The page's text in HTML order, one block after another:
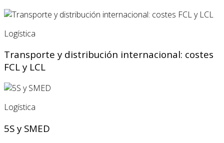
Logística
Transporte y distribución internacional: costes
FCL y LCL
Logística
5S y SMED